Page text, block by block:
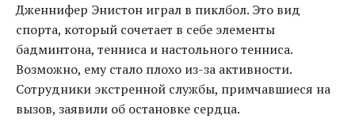
Дженнифер Энистон играл в пиклбол. Это вид
спорта, который сочетает в себе элементы
бадминтона, тенниса и настольного тенниса.
Возможно, ему стало плохо из-за активности.
Сотрудники экстренной службы, примчавшиеся на
вызов, заявили об остановке сердца.